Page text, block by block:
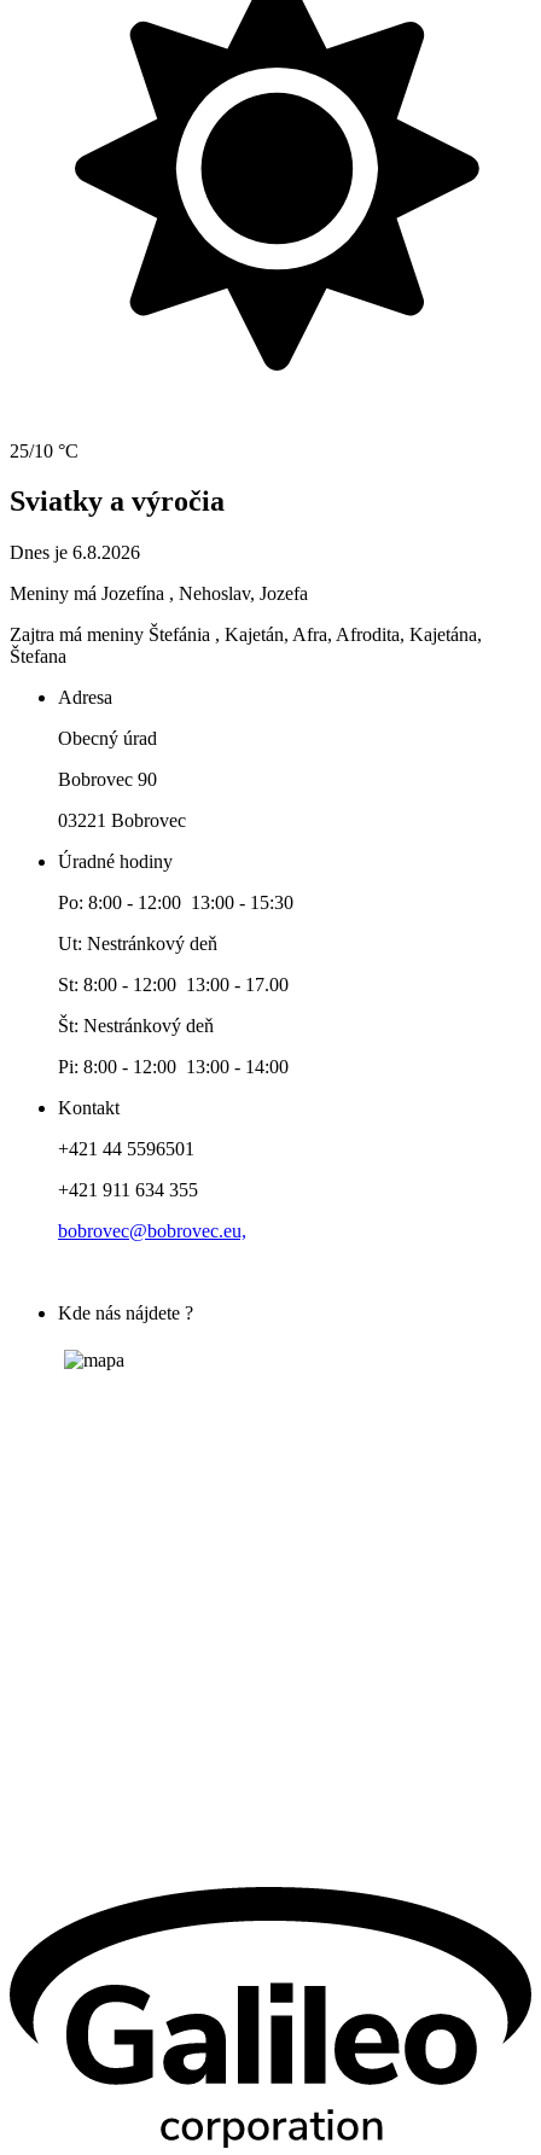
25/10 °C
Sviatky a výročia
Dnes je 6.8.2026
Meniny má Jozefína , Nehoslav, Jozefa
Zajtra má meniny Štefánia , Kajetán, Afra, Afrodita, Kajetána,
Štefana
Adresa
Obecný úrad
Bobrovec 90
03221 Bobrovec
Úradné hodiny
Po: 8:00 - 12:00 13:00 - 15:30
Ut: Nestránkový deň
St: 8:00 - 12:00 13:00 - 17.00
Št: Nestránkový deň
Pi: 8:00 - 12:00 13:00 - 14:00
Kontakt
+421 44 5596501
+421 911 634 355
bobrovec@bobrovec.eu,
Kde nás nájdete ?